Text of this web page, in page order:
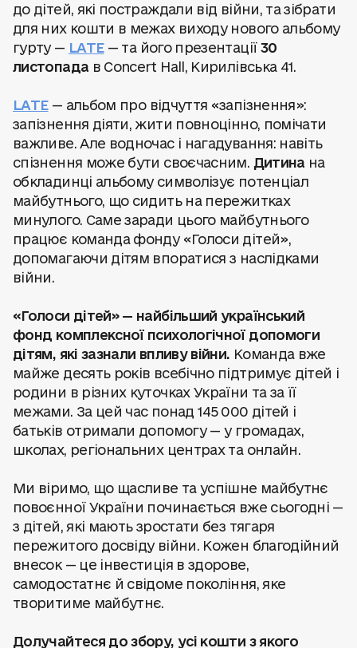
до дітей, які постраждали від війни, та зібрати
для них кошти в межах виходу нового альбому
гурту — LATE — та його презентації30
листопада в Concert Hall, Кирилівська 41.
LATE — альбом про відчуття «запізнення»:
запізнення діяти, жити повноцінно, помічати
важливе. Але водночас і нагадування: навіть
спізнення може бути своєчасним. Дитина на
обкладинці альбому символізує потенціал
майбутнього, що сидить на пережитках
минулого. Саме заради цього майбутнього
працює команда фонду «Голоси дітей»,
допомагаючи дітям впоратися з наслідками
війни.
«Голоси дітей» — найбільший український
фонд комплексної психологічної допомоги
дітям, які зазнали впливу війни. Команда вже
майже десять років всебічно підтримує дітей і
родини в різних куточках України та за її
межами. За цей час понад 145 000 дітей і
батьків отримали допомогу — у громадах,
школах, регіональних центрах та онлайн.
Ми віримо, що щасливе та успішне майбутнє
повоєнної України починається вже сьогодні —
з дітей, які мають зростати без тягаря
пережитого досвіду війни. Кожен благодійний
внесок — це інвестиція в здорове,
самодостатнє й свідоме покоління, яке
творитиме майбутнє.
Долучайтеся до збору, усі кошти з якого